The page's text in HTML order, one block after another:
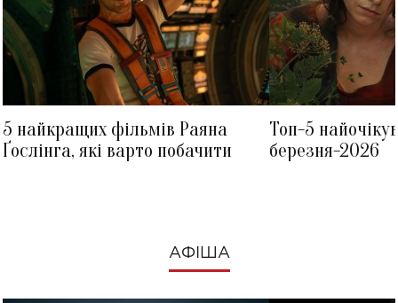
5 найкращих фільмів Раяна
Ґослінга, які варто побачити
Топ-5
березня-2026
АФІША